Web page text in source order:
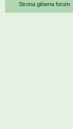
Strona główna forum